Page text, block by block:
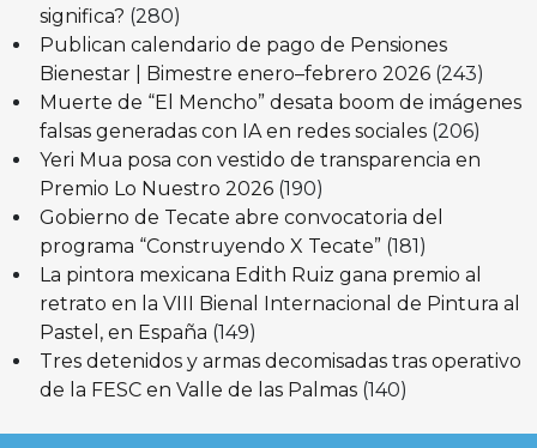
significa? (280)
Publican calendario de pago de Pensiones
Bienestar | Bimestre enero–febrero 2026 (243)
Muerte de “El Mencho” desata boom de imágenes
falsas generadas con IA en redes sociales (206)
Yeri Mua posa con vestido de transparencia en
Premio Lo Nuestro 2026 (190)
Gobierno de Tecate abre convocatoria del
programa “Construyendo X Tecate” (181)
La pintora mexicana Edith Ruiz gana premio al
retrato en la VIII Bienal Internacional de Pintura al
Pastel, en España (149)
Tres detenidos y armas decomisadas tras operativo
de la FESC en Valle de las Palmas (140)